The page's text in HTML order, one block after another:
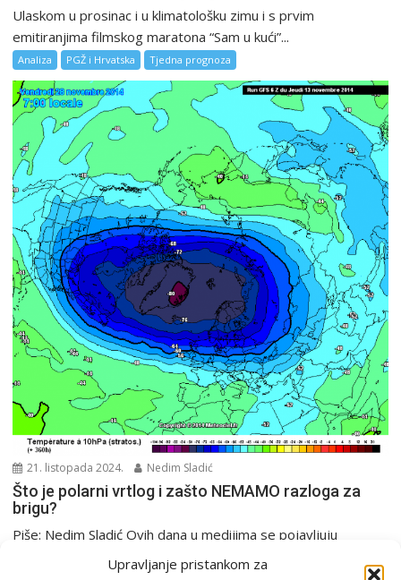
Upravljanje pristankom za
Ulaskom u prosinac i u klimatološku zimu i s prvim
emitiranjima filmskog maratona “Sam u kući”...
Analiza PGŽ i Hrvatska Tjedna prognoza
21. listopada 2024. Nedim Sladić
Što je polarni vrtlog i zašto NEMAMO razloga za
brigu?
Piše: Nedim Sladić Ovih dana u medijima se pojavljuju
pretjerane najave o polarnom vrtlogu i njegovom...